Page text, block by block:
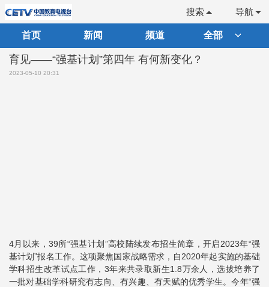
导航
搜索
首页 新闻 频道 全部
育见——“强基计划”第四年 有何新变化？
2023-05-10 20:31
4月以来，39所“强基计划”高校陆续发布招生简章，开启2023年“强
基计划”报名工作。这项聚焦国家战略需求，自2020年起实施的基础
学科招生改革试点工作，3年来共录取新生1.8万余人，选拔培养了
一批对基础学科研究有志向、有兴趣、有天赋的优秀学生。今年“强